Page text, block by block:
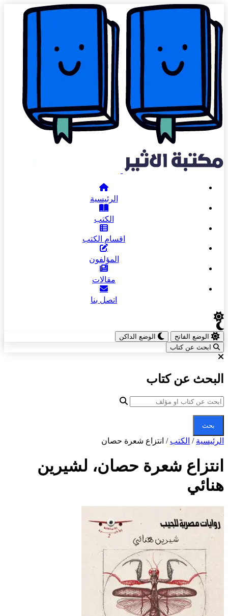
الرئيسية
الكتب
اقسام الكتب
المؤلفون
مقالات
اتصل بنا
الوضع الفاتح
الوضع الداكن
ابحث عن كتاب
البحث عن كتاب
بحث
الرئيسية / الكتب / انتزاع شعرة حصان
انتزاع شعرة حصان، لشيرين
هنائي